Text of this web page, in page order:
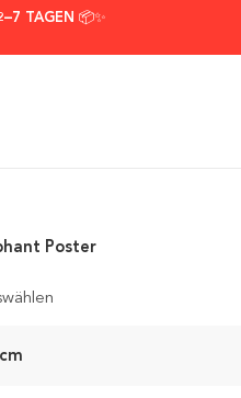
TAGEN 📦✨
Poster